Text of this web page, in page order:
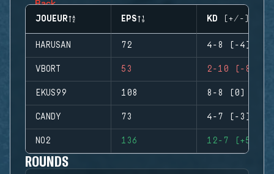
JOUEUR EPS KD (+/-)
HARUSAN 72 4-8 (-4)
VBORT 53 2-10 (-8)
EKUS99 108 8-8 (0)
CANDY 73 4-7 (-3)
NO2 136 12-7 (+5)
ROUNDS